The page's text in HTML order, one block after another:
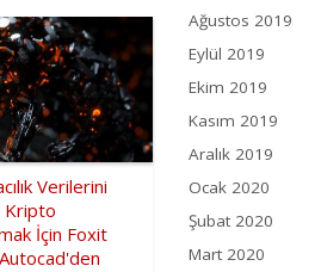
Verilerini
Kripto
İçin Foxit
Ağustos 2019
Eylül 2019
Ekim 2019
Kasım 2019
Aralık 2019
Ocak 2020
Şubat 2020
Mart 2020